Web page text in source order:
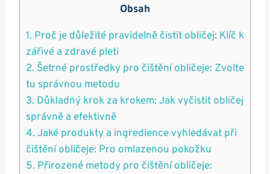
Obsah
1. Proč je důležité pravidelně čistit​ obličej: Klíč k
zářivé a zdravé‌ pleti
2. ⁤Šetrné prostředky pro čištění obličeje: Zvolte
tu ⁣správnou metodu
3. Důkladný ‌krok ⁢za krokem: Jak⁤ vyčistit obličej
správně a efektivně
4. Jaké produkty ‍a ingredience vyhledávat při
čištění‍ obličeje: Pro omlazenou pokožku
5.⁣ Přirozené metody ⁤pro ⁢čištění obličeje: